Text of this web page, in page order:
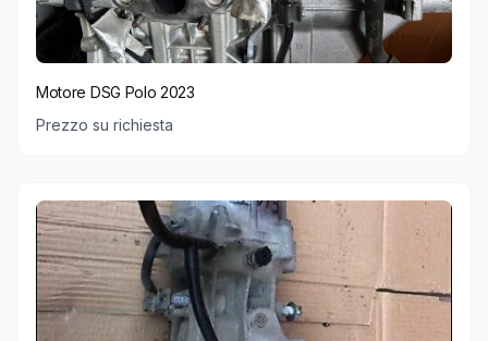
Motore DSG Polo 2023
Prezzo su richiesta